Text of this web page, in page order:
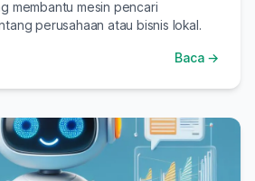
membantu mesin pencari
perusahaan atau bisnis lokal.
Baca →